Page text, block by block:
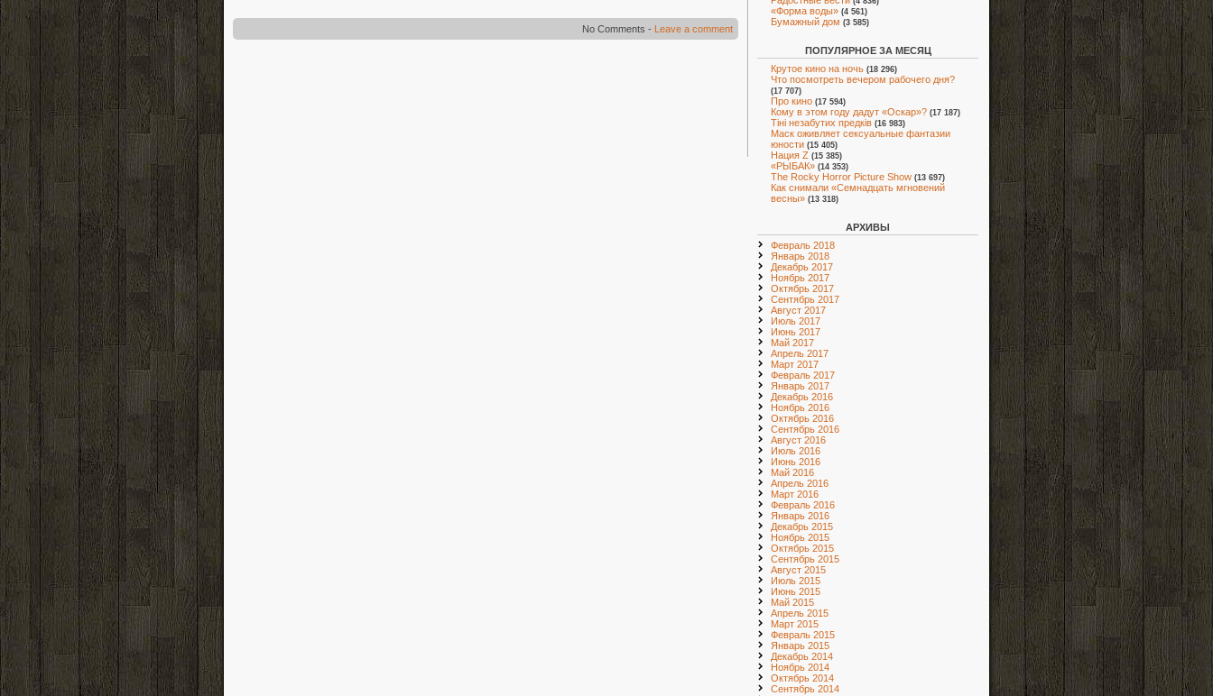
No Comments - Leave a comment
«Форма воды» (4 561)
Бумажный дом (3 585)
ПОПУЛЯРНОЕ ЗА МЕСЯЦ
Крутое кино на ночь (18 296)
Что посмотреть вечером рабочего дня?
(17 707)
Про кино (17 594)
Кому в этом году дадут «Оскар»? (17 187)
Тіні незабутих предків (16 983)
Маск оживляет сексуальные фантазии
юности (15 405)
Нация Z (15 385)
«РЫБАК» (14 353)
The Rocky Horror Picture Show (13 697)
Как снимали «Семнадцать мгновений
весны» (13 318)
АРХИВЫ
Февраль 2018
Январь 2018
Декабрь 2017
Ноябрь 2017
Октябрь 2017
Сентябрь 2017
Август 2017
Июль 2017
Июнь 2017
Май 2017
Апрель 2017
Март 2017
Февраль 2017
Январь 2017
Декабрь 2016
Ноябрь 2016
Октябрь 2016
Сентябрь 2016
Август 2016
Июль 2016
Июнь 2016
Май 2016
Апрель 2016
Март 2016
Февраль 2016
Январь 2016
Декабрь 2015
Ноябрь 2015
Октябрь 2015
Сентябрь 2015
Август 2015
Июль 2015
Июнь 2015
Май 2015
Апрель 2015
Март 2015
Февраль 2015
Январь 2015
Декабрь 2014
Ноябрь 2014
Октябрь 2014
Сентябрь 2014